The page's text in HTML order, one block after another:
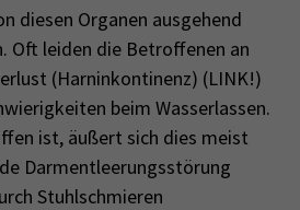
diesen Organen ausgehend
Oft leiden die Betroffenen an
(Harninkontinenz) (LINK!)
beim Wasserlassen.
ist, äußert sich dies meist
Darmentleerungsstörung
Stuhlschmieren